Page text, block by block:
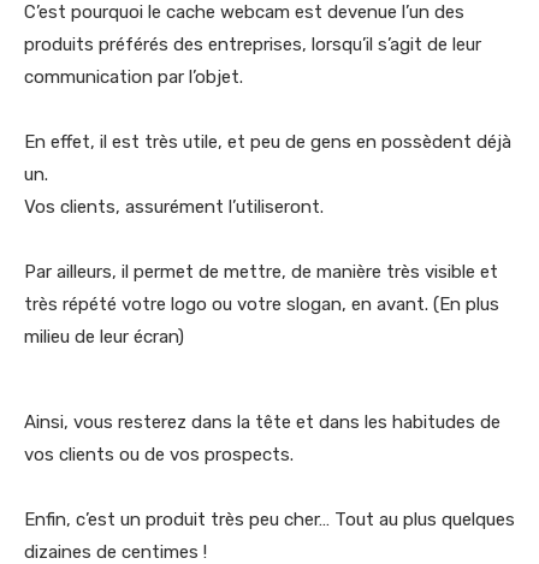
C’est pourquoi le cache webcam est devenue l’un des
produits préférés des entreprises, lorsqu’il s’agit de leur
communication par l’objet.
En effet, il est très utile, et peu de gens en possèdent déjà
un.
Vos clients, assurément l’utiliseront.
Par ailleurs, il permet de mettre, de manière très visible et
très répété votre logo ou votre slogan, en avant. (En plus
milieu de leur écran)
Ainsi, vous resterez dans la tête et dans les habitudes de
vos clients ou de vos prospects.
Enfin, c’est un produit très peu cher… Tout au plus quelques
dizaines de centimes !